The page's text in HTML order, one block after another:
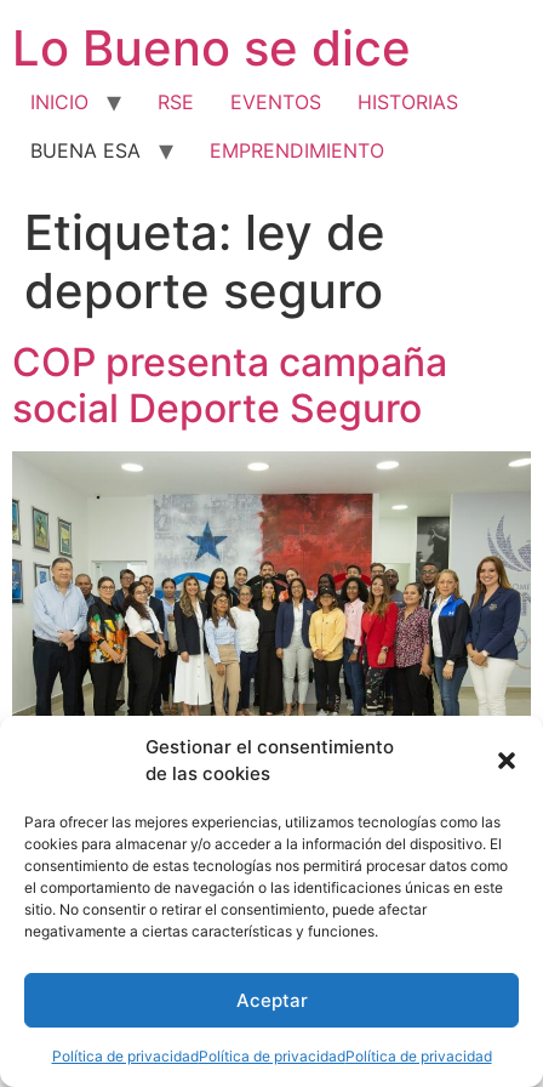
Gestionar el consentimiento
de las cookies
Para ofrecer las mejores experiencias, utilizamos tecnologías como las
cookies para almacenar y/o acceder a la información del dispositivo. El
consentimiento de estas tecnologías nos permitirá procesar datos como
el comportamiento de navegación o las identificaciones únicas en este
sitio. No consentir o retirar el consentimiento, puede afectar
negativamente a ciertas características y funciones.
Aceptar
Política de privacidadPolítica de privacidadPolítica de privacidad
contenido
Lo Bueno se dice
INICIO RSE EVENTOS
HISTORIAS
BUENA ESA
EMPRENDIMIENTO
Etiqueta: ley de
deporte seguro
COP presenta campaña
social Deporte Seguro
“Todos Somos Anillos para crear un Deporte Seguro” es
la campaña social que tiene como objetivo prevenir
situaciones que afecten el ecosistema deportivo e
impulsar la Ley de Deporte Seguro. La campaña fue
dada a conocer por el Comité Olímpico de Panamá
(COP).